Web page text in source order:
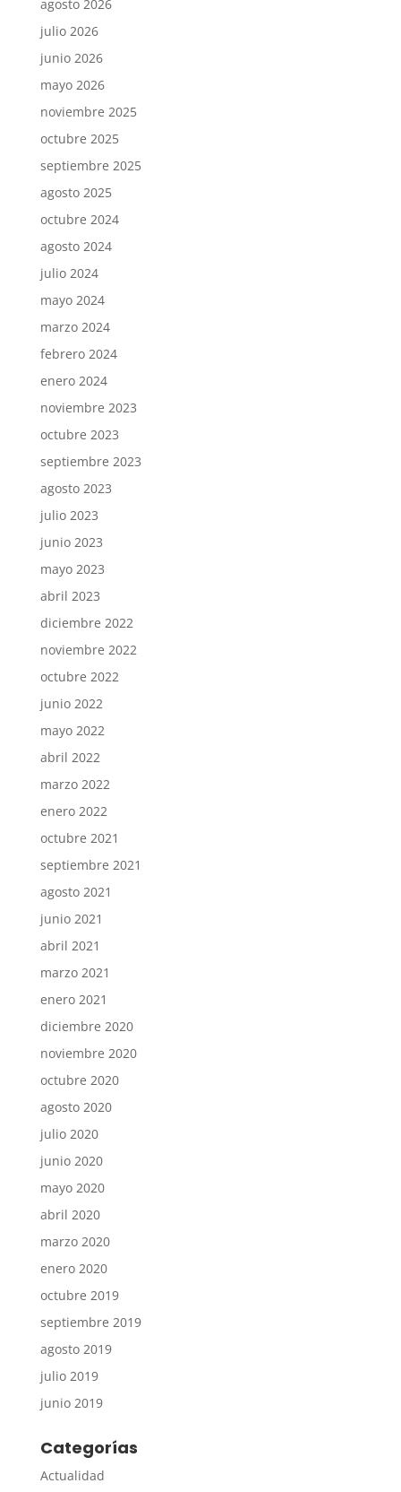
agosto 2026
julio 2026
junio 2026
mayo 2026
noviembre 2025
octubre 2025
septiembre 2025
agosto 2025
octubre 2024
agosto 2024
julio 2024
mayo 2024
marzo 2024
febrero 2024
enero 2024
noviembre 2023
octubre 2023
septiembre 2023
agosto 2023
julio 2023
junio 2023
mayo 2023
abril 2023
diciembre 2022
noviembre 2022
octubre 2022
junio 2022
mayo 2022
abril 2022
marzo 2022
enero 2022
octubre 2021
septiembre 2021
agosto 2021
junio 2021
abril 2021
marzo 2021
enero 2021
diciembre 2020
noviembre 2020
octubre 2020
agosto 2020
julio 2020
junio 2020
mayo 2020
abril 2020
marzo 2020
enero 2020
octubre 2019
septiembre 2019
agosto 2019
julio 2019
junio 2019
Categorías
Actualidad